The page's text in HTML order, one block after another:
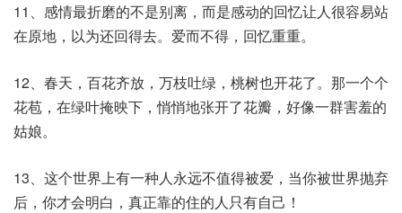
11、感情最折磨的不是别离，而是感动的回忆让人很容易站
在原地，以为还回得去。爱而不得，回忆重重。
12、春天，百花齐放，万枝吐绿，桃树也开花了。那一个个
花苞，在绿叶掩映下，悄悄地张开了花瓣，好像一群害羞的
姑娘。
13、这个世界上有一种人永远不值得被爱，当你被世界抛弃
后，你才会明白，真正靠的住的人只有自己！